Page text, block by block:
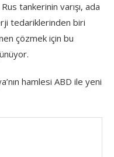
tankerinin varışı, ada
tedariklerinden biri
çözmek için bu
hamlesi ABD ile yeni